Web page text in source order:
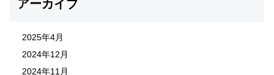
アーカイブ
2025年4月
2024年12月
2024年11月